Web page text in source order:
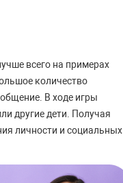
всего на примерах
количество
В ходе игры
другие дети. Получая
личности и социальных